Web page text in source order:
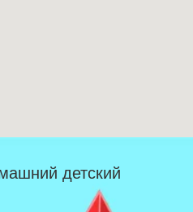
детский